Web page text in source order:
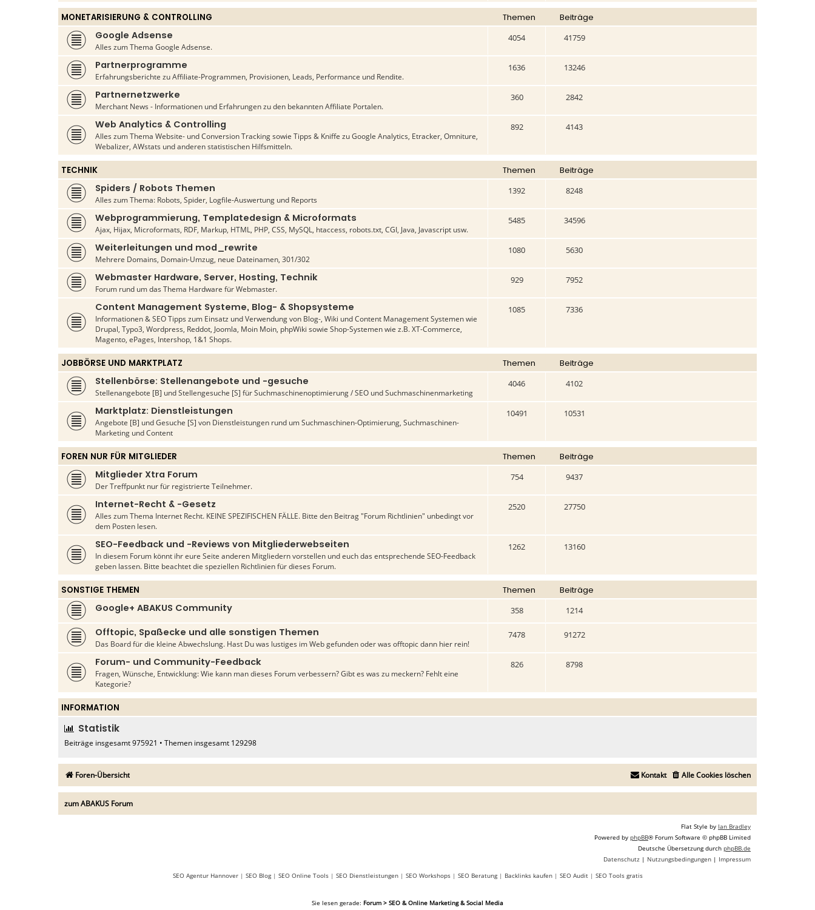
MONETARISIERUNG & CONTROLLING Themen Beiträge
Google Adsense
Alles zum Thema Google Adsense.
4054 41759
Partnerprogramme
Erfahrungsberichte zu Affiliate-Programmen, Provisionen, Leads, Performance und Rendite.
1636 13246
Partnernetzwerke
Merchant News - Informationen und Erfahrungen zu den bekannten Affiliate Portalen.
360 2842
Web Analytics & Controlling
Alles zum Thema Website- und Conversion Tracking sowie Tipps & Kniffe zu Google Analytics, Etracker, Omniture,
Webalizer, AWstats und anderen statistischen Hilfsmitteln.
892 4143
TECHNIK Themen Beiträge
Spiders / Robots Themen
Alles zum Thema: Robots, Spider, Logfile-Auswertung und Reports
1392 8248
Webprogrammierung, Templatedesign & Microformats
Ajax, Hijax, Microformats, RDF, Markup, HTML, PHP, CSS, MySQL, htaccess, robots.txt, CGI, Java, Javascript usw.
5485 34596
Weiterleitungen und mod_rewrite
Mehrere Domains, Domain-Umzug, neue Dateinamen, 301/302
1080 5630
Webmaster Hardware, Server, Hosting, Technik
Forum rund um das Thema Hardware für Webmaster.
929 7952
Content Management Systeme, Blog- & Shopsysteme
Informationen & SEO Tipps zum Einsatz und Verwendung von Blog-, Wiki und Content Management Systemen wie
Drupal, Typo3, Wordpress, Reddot, Joomla, Moin Moin, phpWiki sowie Shop-Systemen wie z.B. XT-Commerce,
Magento, ePages, Intershop, 1&1 Shops.
1085 7336
JOBBÖRSE UND MARKTPLATZ Themen Beiträge
Stellenbörse: Stellenangebote und -gesuche
Stellenangebote [B] und Stellengesuche [S] für Suchmaschinenoptimierung / SEO und Suchmaschinenmarketing
4046 4102
Marktplatz: Dienstleistungen
Angebote [B] und Gesuche [S] von Dienstleistungen rund um Suchmaschinen-Optimierung, Suchmaschinen-
Marketing und Content
10491 10531
FOREN NUR FÜR MITGLIEDER Themen Beiträge
Mitglieder Xtra Forum
Der Treffpunkt nur für registrierte Teilnehmer.
754 9437
Internet-Recht & -Gesetz
Alles zum Thema Internet Recht. KEINE SPEZIFISCHEN FÄLLE. Bitte den Beitrag "Forum Richtlinien" unbedingt vor
dem Posten lesen.
2520 27750
SEO-Feedback und -Reviews von Mitgliederwebseiten
In diesem Forum könnt ihr eure Seite anderen Mitgliedern vorstellen und euch das entsprechende SEO-Feedback
geben lassen. Bitte beachtet die speziellen Richtlinien für dieses Forum.
1262 13160
SONSTIGE THEMEN Themen Beiträge
Google+ ABAKUS Community 358 1214
Offtopic, Spaßecke und alle sonstigen Themen
Das Board für die kleine Abwechslung. Hast Du was lustiges im Web gefunden oder was offtopic dann hier rein!
7478 91272
Forum- und Community-Feedback
Fragen, Wünsche, Entwicklung: Wie kann man dieses Forum verbessern? Gibt es was zu meckern? Fehlt eine
Kategorie?
826 8798
INFORMATION
Statistik
Beiträge insgesamt975921 • Themen insgesamt 129298
Foren-Übersicht Alle Cookies löschen
Kontakt
zum ABAKUS Forum
Flat Style by Ian Bradley
Powered by phpBB® Forum Software © phpBB Limited
Deutsche Übersetzung durch phpBB.de
Datenschutz | Nutzungsbedingungen | Impressum
SEO Agentur Hannover| SEO Blog| SEO Online Tools| SEO Dienstleistungen| SEO Workshops| SEO Beratung| Backlinks kaufen| SEO Audit| SEO Tools gratis
Sie lesen gerade: Forum > SEO & Online Marketing & Social Media